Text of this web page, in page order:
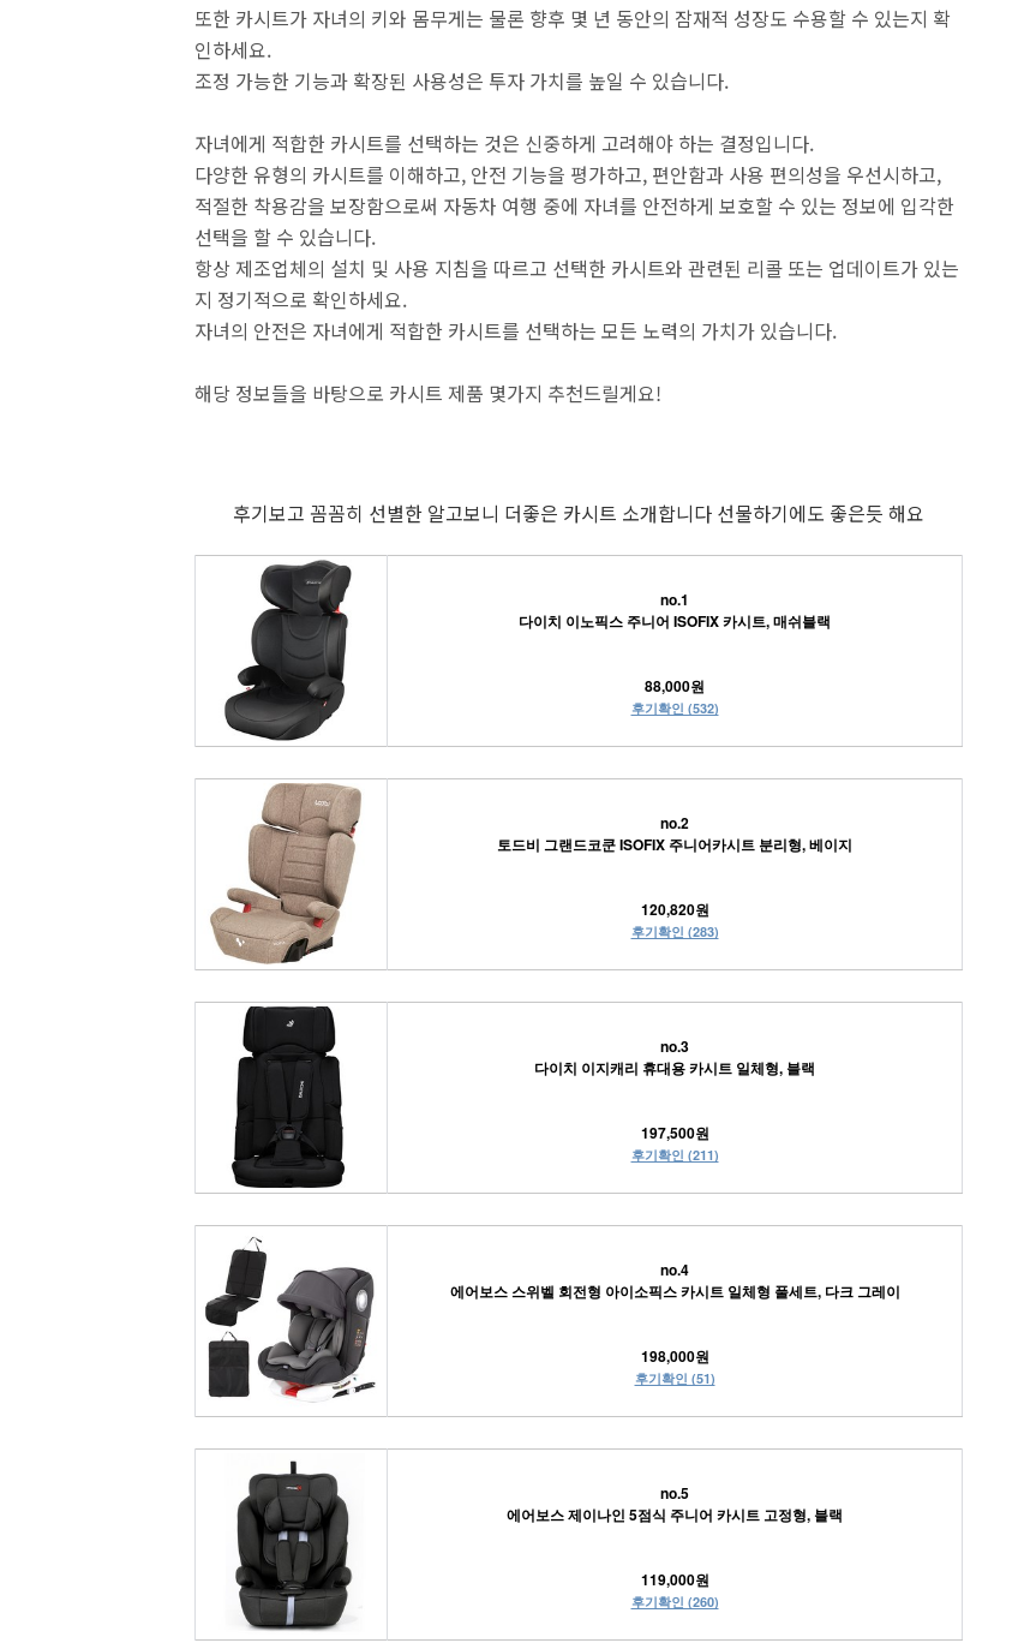
또한 카시트가 자녀의 키와 몸무게는 물론 향후 몇 년 동안의 잠재적 성장도 수용할 수 있는지 확
인하세요.
조정 가능한 기능과 확장된 사용성은 투자 가치를 높일 수 있습니다.
자녀에게 적합한 카시트를 선택하는 것은 신중하게 고려해야 하는 결정입니다.
다양한 유형의 카시트를 이해하고, 안전 기능을 평가하고, 편안함과 사용 편의성을 우선시하고,
적절한 착용감을 보장함으로써 자동차 여행 중에 자녀를 안전하게 보호할 수 있는 정보에 입각한
선택을 할 수 있습니다.
항상 제조업체의 설치 및 사용 지침을 따르고 선택한 카시트와 관련된 리콜 또는 업데이트가 있는
지 정기적으로 확인하세요.
자녀의 안전은 자녀에게 적합한 카시트를 선택하는 모든 노력의 가치가 있습니다.
해당 정보들을 바탕으로 카시트 제품 몇가지 추천드릴게요!
후기보고 꼼꼼히 선별한 알고보니 더좋은 카시트 소개합니다 선물하기에도 좋은듯 해요
no.1
다이치 이노픽스 주니어 ISOFIX 카시트, 매쉬블랙
88,000원
후기확인 (532)
no.2
토드비 그랜드코쿤 ISOFIX 주니어카시트 분리형, 베이지
120,820원
후기확인 (283)
no.3
다이치 이지캐리 휴대용 카시트 일체형, 블랙
197,500원
후기확인 (211)
no.4
에어보스 스위벨 회전형 아이소픽스 카시트 일체형 풀세트, 다크 그레이
198,000원
후기확인 (51)
no.5
에어보스 제이나인 5점식 주니어 카시트 고정형, 블랙
119,000원
후기확인 (260)